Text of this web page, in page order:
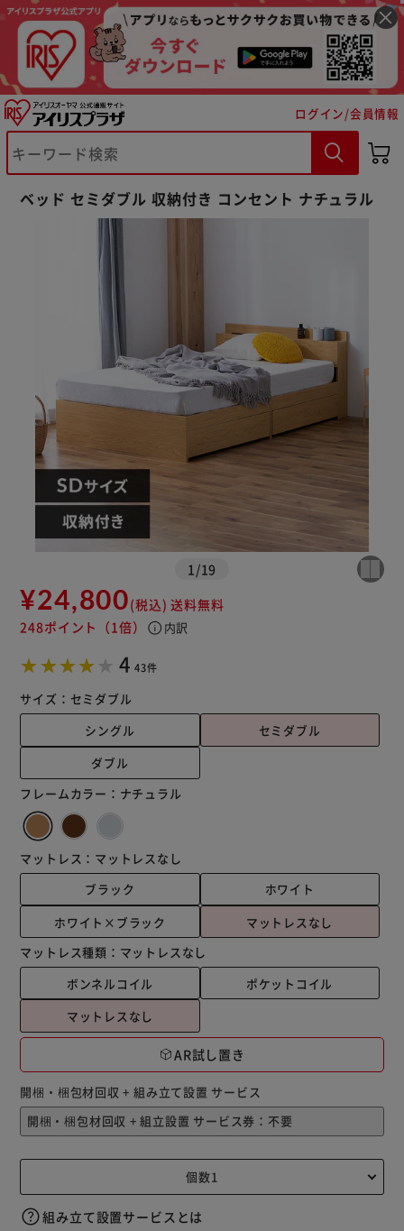
ログイン/会員情報
ベッド セミダブル 収納付き コンセント ナチュラル
1 /19
¥24,800(税込) 送料無料
248ポイント （1倍） info 内訳
4 43件
サイズ： セミダブル
シングル
セミダブル
ダブル
フレームカラー： ナチュラル
マットレス： マットレスなし
ブラック
ホワイト
ホワイト×ブラック
マットレスなし
マットレス種類： マットレスなし
ボンネルコイル
ポケットコイル
マットレスなし
AR試し置き
開梱・梱包材回収 + 組み立て設置 サービス
組み立て設置サービスとは
※ご確認ください
カートに入れる